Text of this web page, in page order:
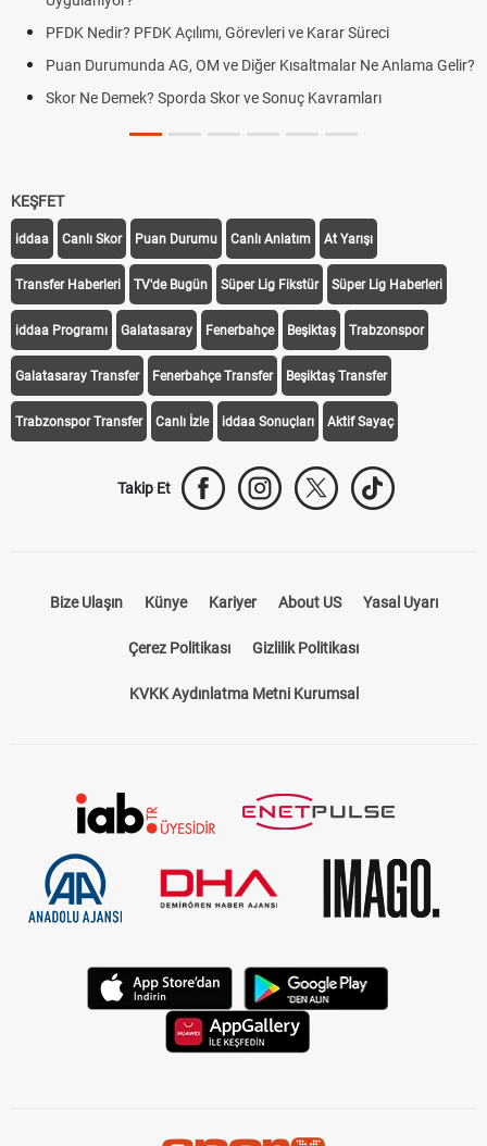
PFDK Nedir? PFDK Açılımı, Görevleri ve Karar Süreci
Puan Durumunda AG, OM ve Diğer Kısaltmalar Ne Anlama Gelir?
Skor Ne Demek? Sporda Skor ve Sonuç Kavramları
KEŞFET
iddaa Canlı Skor Puan Durumu Canlı Anlatım At Yarışı
Transfer Haberleri TV'de Bugün Süper Lig Fikstür Süper Lig Haberleri
iddaa Programı Galatasaray Fenerbahçe Beşiktaş Trabzonspor
Galatasaray Transfer Fenerbahçe Transfer Beşiktaş Transfer
Trabzonspor Transfer Canlı İzle iddaa Sonuçları Aktif Sayaç
Takip Et
Bize Ulaşın Künye Kariyer About US Yasal Uyarı
Çerez Politikası Gizlilik Politikası
KVKK Aydınlatma Metni Kurumsal